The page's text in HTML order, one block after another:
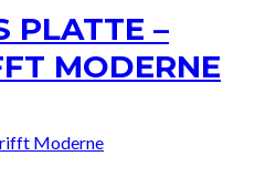
PLATTE –
MODERNE
Moderne